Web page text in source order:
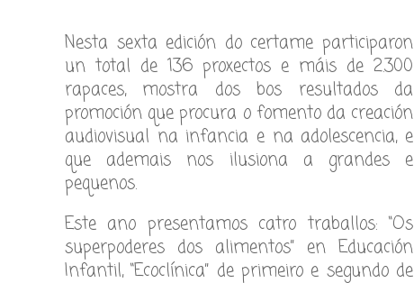
Nesta sexta edición do certame participaron
un total de 136 proxectos e máis de 2.300
rapaces, mostra dos bos resultados da
promoción que procura o fomento da creación
audiovisual na infancia e na adolescencia, e
que ademais nos ilusiona a grandes e
pequenos.
Este ano presentamos catro traballos: “Os
superpoderes dos alimentos” en Educación
Infantil, “Ecoclínica” de primeiro e segundo de